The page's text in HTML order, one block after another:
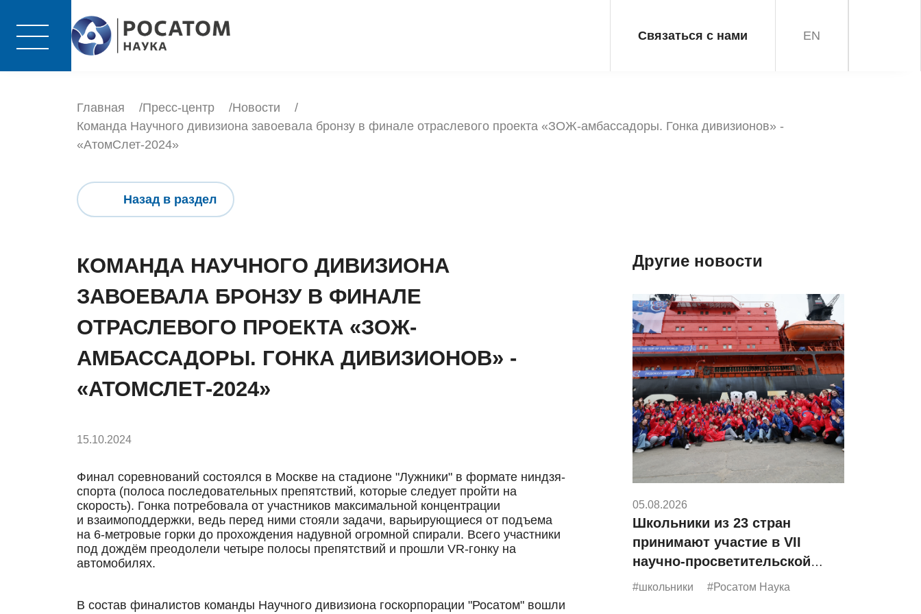
Связаться с нами EN
Главная Пресс-центр
Новости
Команда Научного дивизиона завоевала бронзу в финале отраслевого проекта «ЗОЖ-амбассадоры. Гонка дивизионов» -
«АтомСлет-2024»
Назад в раздел
КОМАНДА НАУЧНОГО ДИВИЗИОНА
ЗАВОЕВАЛА БРОНЗУ В ФИНАЛЕ
ОТРАСЛЕВОГО ПРОЕКТА «ЗОЖ-
АМБАССАДОРЫ. ГОНКА ДИВИЗИОНОВ» -
«АТОМСЛЕТ-2024»
15.10.2024
Финал соревнований состоялся в Москве на стадионе "Лужники" в формате ниндзя-
спорта (полоса последовательных препятствий, которые следует пройти на
скорость). Гонка потребовала от участников максимальной концентрации
и взаимоподдержки, ведь перед ними стояли задачи, варьирующиеся от подъема
на 6-метровые горки до прохождения надувной огромной спирали. Всего участники
под дождём преодолели четыре полосы препятствий и прошли VR-гонку на
автомобилях.
В состав финалистов команды Научного дивизиона госкорпорации "Росатом" вошли
Другие новости
05.08.2026
Школьники из 23 стран
принимают участие в VII
научно-просветительской
экспедиции «Росатома»
#школьники #Росатом Наука